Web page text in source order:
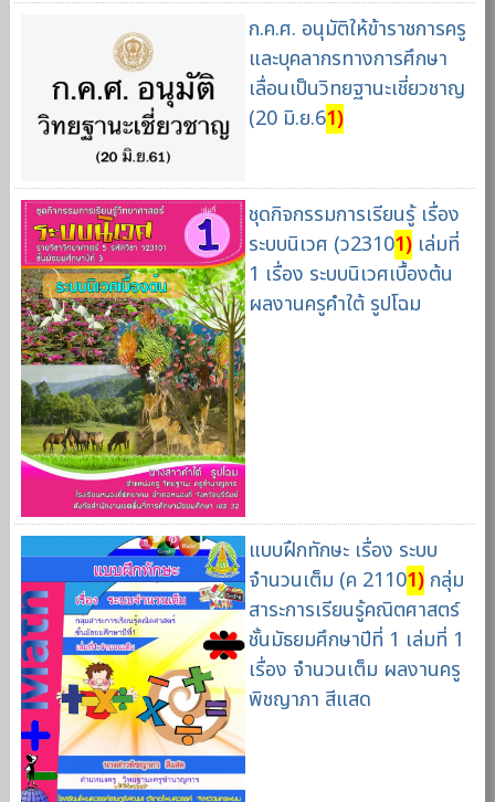
ก.ค.ศ. อนุมัติให้ข้าราชการครู
และบุคลากรทางการศึกษา
เลื่อนเป็นวิทยฐานะเชี่ยวชาญ
(20 มิ.ย.61)
ชุดกิจกรรมการเรียนรู้ เรื่อง
ระบบนิเวศ (ว23101)เล่มที่
1 เรื่อง ระบบนิเวศเบื้องต้น
ผลงานครูคำใต้ รูปโฉม
แบบฝึกทักษะ เรื่อง ระบบ
จำนวนเต็ม (ค 21101)กลุ่ม
สาระการเรียนรู้คณิตศาสตร์
ชั้นมัธยมศึกษาปีที่ 1 เล่มที่ 1
เรื่อง จำนวนเต็ม ผลงานครู
พิชญาภา สีแสด